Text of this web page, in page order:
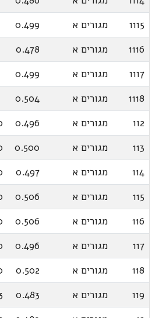
1115
מגורים א
0.499
1116
מגורים א
0.478
1117
מגורים א
0.499
1118
מגורים א
0.504
112
מגורים א 0.496
113
מגורים א 0.500
114
מגורים א 0.497
115
מגורים א 0.506
116
מגורים א 0.506
117
מגורים א 0.496
118
מגורים א 0.502
119
מגורים א 0.483